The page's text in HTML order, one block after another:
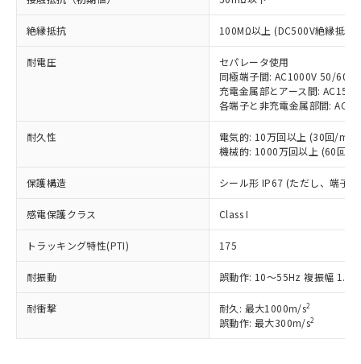
絶縁抵抗 100MΩ以上 (DC500V絶縁抵抗
耐電圧
セパレータ使用
同極端子間: AC1000V 50/
充電金属部とアース間:
各端子と非充電金属部間:
耐久性
電気的: 10万回以上 (30回/min)
機械的: 1000万回以上 (60回/
保護構造 シール形 IP67 (ただし、端子
感電保護クラス Class I
トラッキング特性(PTI) 175
耐振動 誤動作: 10～55Hz 複振幅
耐衝撃 耐久: 最大1000m/s2
誤動作: 最大300m/s2
本サービスは、当社制御機器事業取扱
商品の当社在庫状況および標準価格
(税抜)を提供させていただくもので
当社制御機器事業取扱商品の中には、
本サービスの対象外となる商品もある
ことをご了承ください。
在庫状況および標準価格照会結果は、
記載している更新日時点での社内デー
タに基づき作成されるものであり、閲
覧された時点での実際の在庫および標
準価格とは異なる場合があることをご
了承ください。
正式な納期状況および標準価格はお客
様のお取引先、またはお客様担当のオ
ムロン制御機器販売店・当社販売員に
オムロン制御機器販売店や当社販売拠
点は「販売ネットワーク
」をご確認
調査・確認中：EU RoHS指令（10物質）の
非含有の対応状況を調査中または確認中の
非該当品：ライセンス料など無形物で、有
害物質有無と関係のない商品です。
仕入先様の事情により、非含有部品として
いたものが、含有品と判明した場合などや
むを得ず変更することがあります。
*EU RoHS指令（10物質）：
鉛(Pb) 1000ppm以下、 水銀(Hg) 1000ppm以下、 カド
ミウム(Cd) 100ppm以下、
六価クロム(Cr(Ⅵ)) 1000ppm以下、ポリ臭化ビフェニル
類(PBB) 1000ppm以下、ポリ臭化ジフェニルエーテル類
(PBDE) 1000ppm以下、フタル酸ビス(2-エチルヘキシ
ル) (DEHP)(別名：DOP) 1000ppm以下、フタル酸ブチ
（DBP） 1000ppm以下、フタル酸ジイソブチル
但し、RoHS指令で産業用監視および制御機器に対する
フタル酸エステル類の４物質については閾値を超える意
図的な使用がないことを確認しています。
「○」：最大均質材料含有率が中国RoHSの
基準値以下であることを示します。
「×」：最大均質材料含有率が中国RoHSの
基準値を超えていることを示します。
「－」：未確認です。当社販売部門へお問
*中国RoHS10物質の基準値 (GB/T26572)：
Pb(鉛) :1000ppm、 Hg(水銀) : 1000ppm、 Cd(カドミウ
ム) : 100ppm、
Cr(Ⅵ)(六価クロム) : 1000ppm、 PBBs(ポリ臭化ビフェ
ニル類) : 1000ppm、 PBDEs(ポリ臭化ジフェニルエーテ
DBP(フタル酸ジブチル) : 1000ppm、 DIBP(フタル酸ジ
イソブチル) : 1000ppm、 BBP(フタル酸ブチルベンジ
DEHP(フタル酸ビス(2-エチルヘキシル)) : 1000ppm
当社は、これら貴社製品のうち、外国
為替および外国貿易法に定める商品
（以下｢規制貨物等」という）を輸出
または国外への提供する場合は、日本
国政府の輸出許可(または役務取引許
可)を取得するなどの必要な手続きを
とります。
当社は規制貨物を破棄する場合は、完
全に破砕するなど、違法に輸出されな
いよう必要な手段を講じます。
当社は貴社製品を、核兵器、ミサイ
ル、化学兵器、生物兵器またはその他
武器並びにこれらの製造装置等に一切
号
○ 一定数以上の在庫あり
一定数には満たないが在庫あり
在庫なし(最新の在庫状況につ
いては、お客様のお取引先、ま